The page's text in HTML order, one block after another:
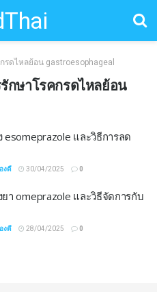
รดไหลย้อน gastroesophageal
กษาโรคกรดไหลย้อน
esomeprazole และวิธีการลด
งดี 30/04/2025 0
ยา omeprazole และวิธีจัดการกับ
งดี 28/04/2025 0